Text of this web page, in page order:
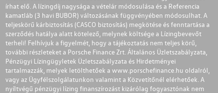
írhat elő. A lízingdíj nagysága a vételár módosulása és a Referencia
kamatláb (3 havi BUBOR) változásának függvényében módosulhat. A
teljeskörű kárbiztosítás (CASCO biztosítás) megkötése és fenntartása a
szerződés hatálya alatt kötelező, melynek költsége a Lízingbevevőt
terheli! Felhívjuk a figyelmét, hogy a tájékoztatás nem teljes körű,
további részleteket a Porsche Finance Zrt. Általános Üzletszabályzata,
Pénzügyi Lízingügyletek Üzletszabályzata és Hirdetményei
tartalmazzák, melyek letölthetőek a www.porschefinance.hu oldalról,
vagy az Ügyfélszolgálatunkon valamint a Közvetítőnél elérhetőek. A
nyíltvégű pénzügyi lízing finanszírozást kizárólag fogyasztónak nem